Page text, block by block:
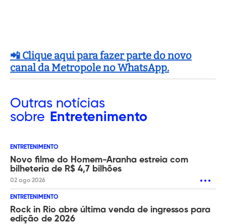
📲 Clique aqui para fazer parte do novo
canal da Metropole no WhatsApp.
Outras notícias
sobre Entretenimento
ENTRETENIMENTO
Novo filme do Homem-Aranha estreia com
bilheteria de R$ 4,7 bilhões
02 ago 2026
ENTRETENIMENTO
Rock in Rio abre última venda de ingressos para
edição de 2026